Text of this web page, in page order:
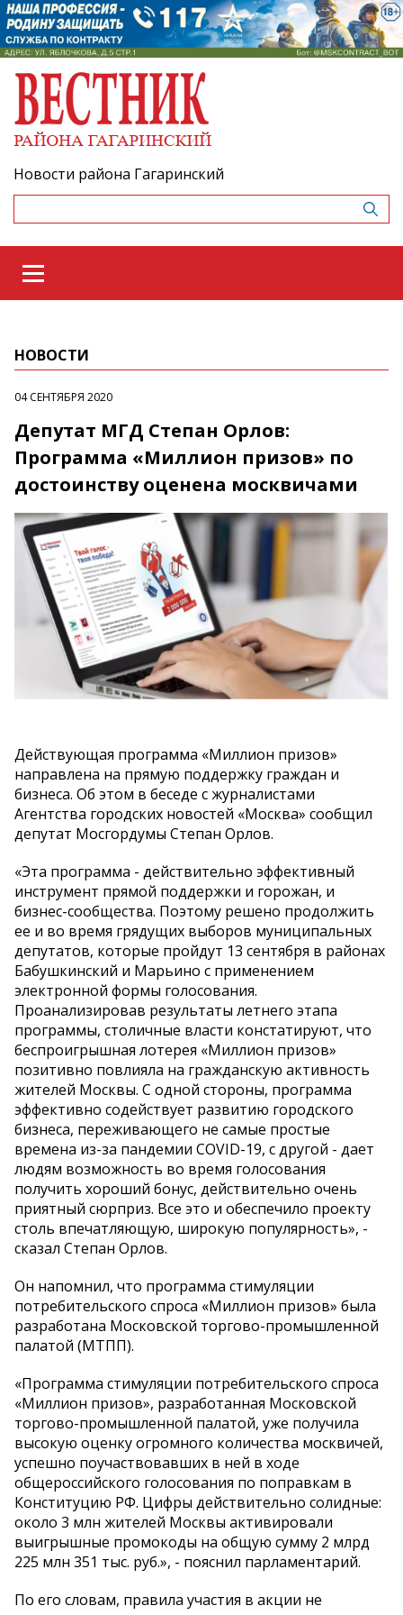
Новости района Гагаринский
НОВОСТИ
04 СЕНТЯБРЯ 2020
Депутат МГД Степан Орлов:
Программа «Миллион призов» по
достоинству оценена москвичами
Действующая программа «Миллион призов»
направлена на прямую поддержку граждан и
бизнеса. Об этом в беседе с журналистами
Агентства городских новостей «Москва» сообщил
депутат Мосгордумы Степан Орлов.
«Эта программа - действительно эффективный
инструмент прямой поддержки и горожан, и
бизнес-сообщества. Поэтому решено продолжить
ее и во время грядущих выборов муниципальных
депутатов, которые пройдут 13 сентября в районах
Бабушкинский и Марьино с применением
электронной формы голосования.
Проанализировав результаты летнего этапа
программы, столичные власти констатируют, что
беспроигрышная лотерея «Миллион призов»
позитивно повлияла на гражданскую активность
жителей Москвы. С одной стороны, программа
эффективно содействует развитию городского
бизнеса, переживающего не самые простые
времена из-за пандемии COVID-19, с другой - дает
людям возможность во время голосования
получить хороший бонус, действительно очень
приятный сюрприз. Все это и обеспечило проекту
столь впечатляющую, широкую популярность», -
сказал Степан Орлов.
Он напомнил, что программа стимуляции
потребительского спроса «Миллион призов» была
разработана Московской торгово-промышленной
палатой (МТПП).
«Программа стимуляции потребительского спроса
«Миллион призов», разработанная Московской
торгово-промышленной палатой, уже получила
высокую оценку огромного количества москвичей,
успешно поучаствовавших в ней в ходе
общероссийского голосования по поправкам в
Конституцию РФ. Цифры действительно солидные:
около 3 млн жителей Москвы активировали
выигрышные промокоды на общую сумму 2 млрд
225 млн 351 тыс. руб.», - пояснил парламентарий.
По его словам, правила участия в акции не